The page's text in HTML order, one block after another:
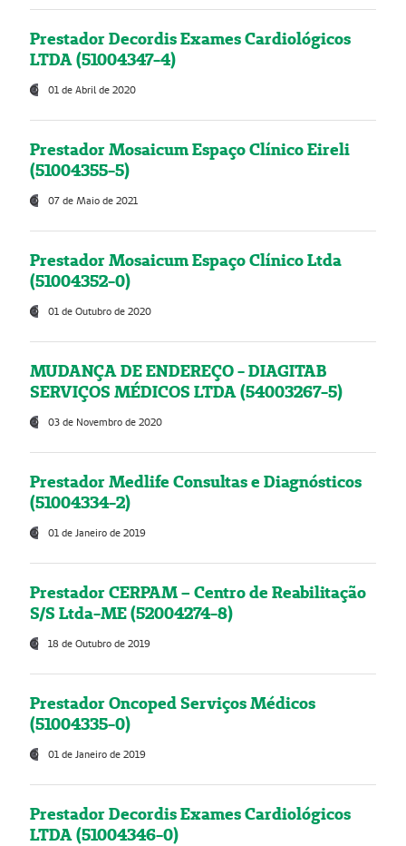
Prestador Decordis Exames Cardiológicos
LTDA (51004347-4)
01 de Abril de 2020
Prestador Mosaicum Espaço Clínico Eireli
(51004355-5)
07 de Maio de 2021
Prestador Mosaicum Espaço Clínico Ltda
(51004352-0)
01 de Outubro de 2020
MUDANÇA DE ENDEREÇO - DIAGITAB
SERVIÇOS MÉDICOS LTDA (54003267-5)
03 de Novembro de 2020
Prestador Medlife Consultas e Diagnósticos
(51004334-2)
01 de Janeiro de 2019
Prestador CERPAM – Centro de Reabilitação
S/S Ltda-ME (52004274-8)
18 de Outubro de 2019
Prestador Oncoped Serviços Médicos
(51004335-0)
01 de Janeiro de 2019
Prestador Decordis Exames Cardiológicos
LTDA (51004346-0)